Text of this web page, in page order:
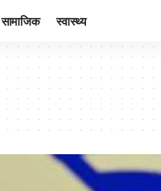
सामाजिक स्वास्थ्य